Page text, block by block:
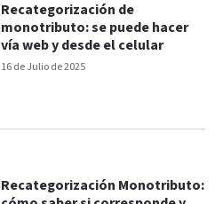
16 de Julio de 2025
Recategorización de
monotributo: se puede hacer
vía web y desde el celular
Recategorización Monotributo: